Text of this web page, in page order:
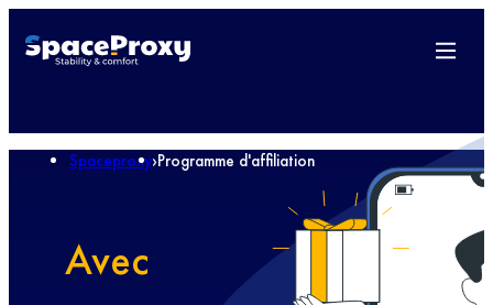
Spaceproxy›Programme d'affiliation
Avec